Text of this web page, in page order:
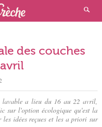
16 au 22 avril
des couches
lavable a lieu du 16 au 22 avril,
sur l'option écologique qu'est la
idées reçues et les a priori sur